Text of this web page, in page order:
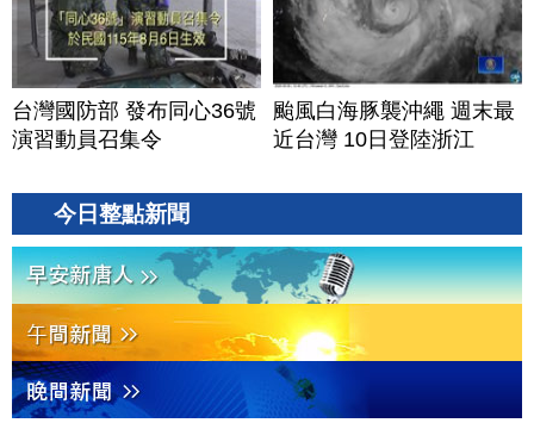
台灣國防部 發布同心36號
演習動員召集令
颱風白海豚襲沖繩 週末最
近台灣 10日登陸浙江
今日整點新聞